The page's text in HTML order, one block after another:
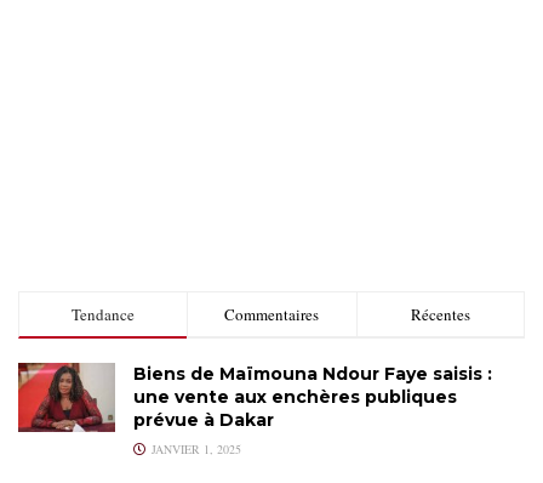
Tendance Commentaires Récentes
Biens de Maïmouna Ndour Faye saisis :
une vente aux enchères publiques
prévue à Dakar
JANVIER 1, 2025